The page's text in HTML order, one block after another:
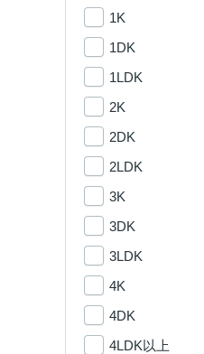
1K
1DK
1LDK
2K
2DK
2LDK
3K
3DK
3LDK
4K
4DK
4LDK以上